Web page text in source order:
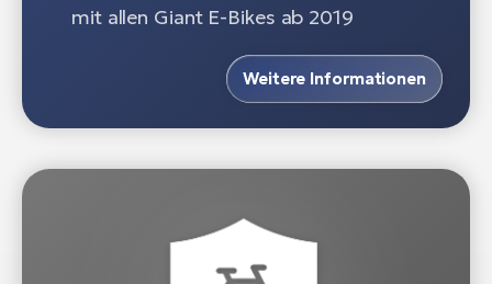
mit allen Giant E-Bikes ab 2019
Weitere Informationen